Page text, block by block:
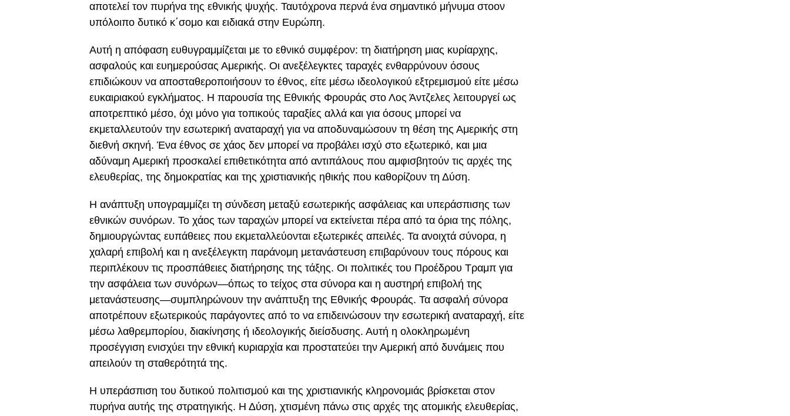
αποτελεί τον πυρήνα της εθνικής ψυχής. Ταυτόχρονα περνά ένα σημαντικό μήνυμα στοον
υπόλοιπο δυτικό κ΄σομο και ειδιακά στην Ευρώπη.
Αυτή η απόφαση ευθυγραμμίζεται με το εθνικό συμφέρον: τη διατήρηση μιας κυρίαρχης,
ασφαλούς και ευημερούσας Αμερικής. Οι ανεξέλεγκτες ταραχές ενθαρρύνουν όσους
επιδιώκουν να αποσταθεροποιήσουν το έθνος, είτε μέσω ιδεολογικού εξτρεμισμού είτε μέσω
ευκαιριακού εγκλήματος. Η παρουσία της Εθνικής Φρουράς στο Λος Άντζελες λειτουργεί ως
αποτρεπτικό μέσο, όχι μόνο για τοπικούς ταραξίες αλλά και για όσους μπορεί να
εκμεταλλευτούν την εσωτερική αναταραχή για να αποδυναμώσουν τη θέση της Αμερικής στη
διεθνή σκηνή. Ένα έθνος σε χάος δεν μπορεί να προβάλει ισχύ στο εξωτερικό, και μια
αδύναμη Αμερική προσκαλεί επιθετικότητα από αντιπάλους που αμφισβητούν τις αρχές της
ελευθερίας, της δημοκρατίας και της χριστιανικής ηθικής που καθορίζουν τη Δύση.
Η ανάπτυξη υπογραμμίζει τη σύνδεση μεταξύ εσωτερικής ασφάλειας και υπεράσπισης των
εθνικών συνόρων. Το χάος των ταραχών μπορεί να εκτείνεται πέρα από τα όρια της πόλης,
δημιουργώντας ευπάθειες που εκμεταλλεύονται εξωτερικές απειλές. Τα ανοιχτά σύνορα, η
χαλαρή επιβολή και η ανεξέλεγκτη παράνομη μετανάστευση επιβαρύνουν τους πόρους και
περιπλέκουν τις προσπάθειες διατήρησης της τάξης. Οι πολιτικές του Προέδρου Τραμπ για
την ασφάλεια των συνόρων—όπως το τείχος στα σύνορα και η αυστηρή επιβολή της
μετανάστευσης—συμπληρώνουν την ανάπτυξη της Εθνικής Φρουράς. Τα ασφαλή σύνορα
αποτρέπουν εξωτερικούς παράγοντες από το να επιδεινώσουν την εσωτερική αναταραχή, είτε
μέσω λαθρεμπορίου, διακίνησης ή ιδεολογικής διείσδυσης. Αυτή η ολοκληρωμένη
προσέγγιση ενισχύει την εθνική κυριαρχία και προστατεύει την Αμερική από δυνάμεις που
απειλούν τη σταθερότητά της.
Η υπεράσπιση του δυτικού πολιτισμού και της χριστιανικής κληρονομιάς βρίσκεται στον
πυρήνα αυτής της στρατηγικής. Η Δύση, χτισμένη πάνω στις αρχές της ατομικής ελευθερίας,